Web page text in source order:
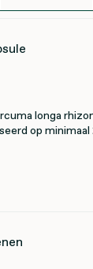
longa
op minimaal